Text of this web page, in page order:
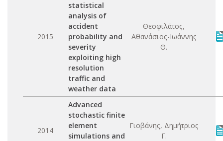
2015
statistical
analysis of
accident
probability and
severity
exploiting high
resolution
traffic and
weather data
Θεοφιλάτος,
Αθανάσιος-Ιωάννης
Θ.
2014
Advanced
stochastic finite
element
simulations and
Γιοβάνης, Δημήτριος
Γ.